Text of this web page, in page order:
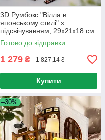
3D Румбокс "Вілла в
японському стилі" з
підсвічуванням, 29х21х18 см
/ Інтер'єрний конструктор /
3D-конструктор
Готово до відправки
1 279 ₴ 1 827,14 ₴
Купити
–30%